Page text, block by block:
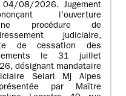
04/08/2026. Jugement
l’ouverture
procédure de
judiciaire,
de cessation des
le 31 juillet
désignant mandataire
Selarl Mj Alpes
par Maître